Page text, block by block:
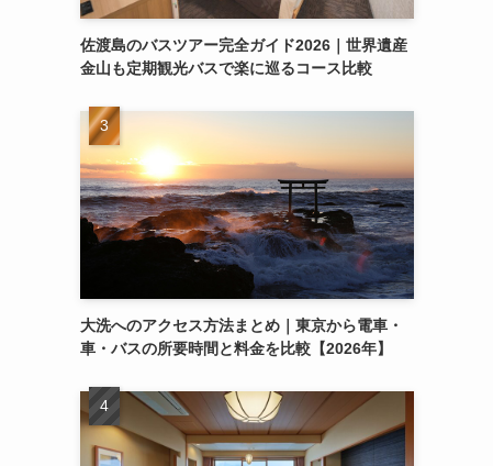
佐渡島のバスツアー完全ガイド2026｜世界遺産
金山も定期観光バスで楽に巡るコース比較
大洗へのアクセス方法まとめ｜東京から電車・
車・バスの所要時間と料金を比較【2026年】